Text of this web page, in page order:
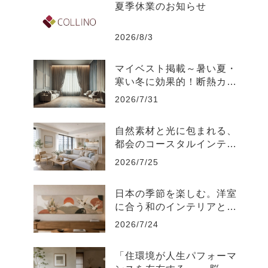
夏季休業のお知らせ
2026/8/3
マイベスト掲載～暑い夏・
寒い冬に効果的！断熱カー
テンのおすすめ人気ランキ
2026/7/31
自然素材と光に包まれる、
都会のコースタルインテリ
ア-江東区
2026/7/25
日本の季節を楽しむ。洋室
に合う和のインテリアと飾
り方
2026/7/24
「住環境が人生パフォーマ